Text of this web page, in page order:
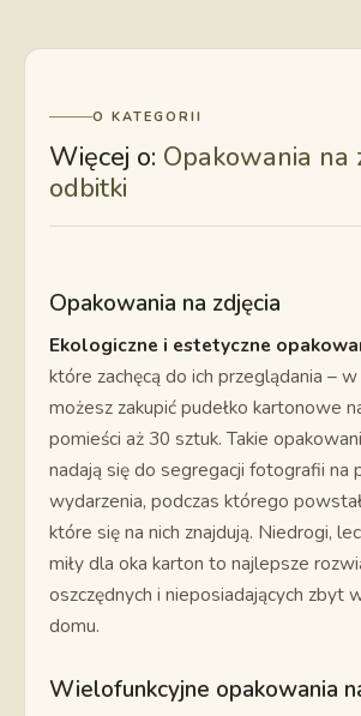
O KATEGORII
Więcej o: Opakowania na
odbitki
Opakowania na zdjęcia
Ekologiczne i estetyczne
które zachęcą do ich przeglądania –
możesz zakupić pudełko kartonowe
pomieści aż 30 sztuk. Takie
nadają się do segregacji fotografii na
wydarzenia, podczas którego
które się na nich znajdują. Niedrogi,
miły dla oka karton to najlepsze
oszczędnych i nieposiadających zbyt
domu.
Wielofunkcyjne opakowania